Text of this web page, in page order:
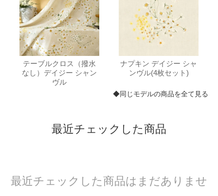
テーブルクロス（撥水
なし）デイジー シャン
ヴル
ナプキン デイジー シャ
ンヴル(4枚セット)
◆同じモデルの商品を全て見る
最近チェックした商品
最近チェックした商品はまだありませ